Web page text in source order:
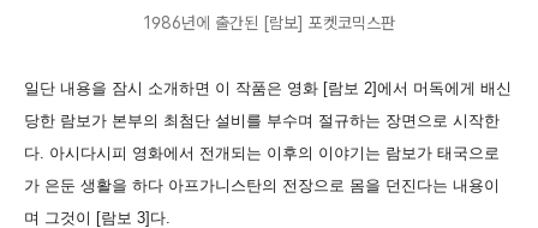
1986년에 출간된 [람보] 포켓코믹스판
일단 내용을 잠시 소개하면 이 작품은 영화 [람보 2]에서 머독에게 배신
당한 람보가 본부의 최첨단 설비를 부수며 절규하는 장면으로 시작한
다. 아시다시피 영화에서 전개되는 이후의 이야기는 람보가 태국으로
가 은둔 생활을 하다 아프가니스탄의 전장으로 몸을 던진다는 내용이
며 그것이 [람보 3]다.